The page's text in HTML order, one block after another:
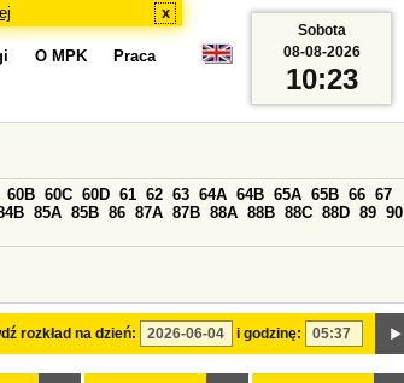
x
O MPK Praca
rozkład na dzień: i godzinę:
60B 60C 60D 61 62 63 64A 64B 65A 65B 66 67
85A 85B 86 87A 87B 88A 88B 88C 88D 89 90
Sobota
08-08-2026
10:23